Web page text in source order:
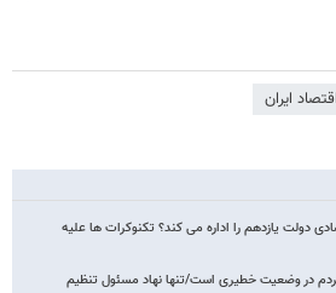
اقتصاد ایران
دولت یازدهم را اداره می کند؟ تکنوکرات ها علیه
در وضعیت خطیری است/تنها نهاد مسئول تنظیم